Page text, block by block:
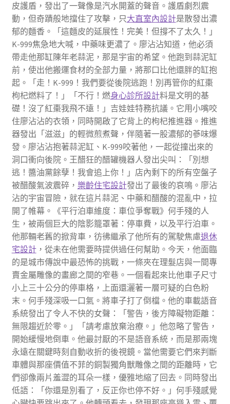
皮護盾，發出了一聲像是汽水開蓋的聲音。護盾劇烈震
動，但奇蹟般地擋住了攻擊，只大直室內設計是散發出濃
郁的麵香。「這麵皮的延展性！完美！但撐不了太久！」
K-999焦急地大喊，中藥味更濃了。廖沾沾知道，他必須
帶走他那缸陳年老蒜泥，那是宇宙的希望。他跑到蒜泥缸
前，使出他搬運食材的全部力量，將那口比他還胖的缸抱
起。「走！K-999！我們要從後院逃跑！別再管你的紅棗
枸杞燃料了！」「不行！燃身心診所設計料是文明的基
礎！沒了紅棗我飛不遠！」吉娃娃特務抗議。它用小嘴咬
住廖沾沾的衣領，同時開啟了它背上的枸杞推進器。推進
器發出「滋滋」的輕微煎煮聲，伴隨著一股濃郁的蔘味爆
發。廖沾沾抱著蒜泥缸、K-999咬著他，一起從撞出來的
洞口衝向後院。王醋狂的醋罐機器人發出尖叫：「別想
逃！醬油黨餘孽！我會追上你！」店內剩下的所有空盤子
被醋酸氣波震碎， 樂齡住宅設計發出了最後的哀鳴。廖沾
沾的宇宙冒險，就在這片蒜泥、中藥和醋酸的混亂中，拉
開了帷幕。《平行泊車維度：車位爭奪戰》何手殘的人
生，被兩個巨大的陰影籠罩著：停車費，以及平行泊車。
他那輛老舊的掀背車，彷彿繼承了他所有的駕駛焦慮退休
宅設計，從未在他需要時提供過任何幫助。今天，他面臨
的是城市傳說中最恐怖的挑戰，一條夾在理髮店與一間專
賣金屬雕像的畫廊之間的窄巷。一個看起來比他車子尺寸
小上三十公分的停車格，上面還灑著一層可疑的白色粉
末。何手殘深吸一口氣。將車子打了倒檔。他的車載語音
系統發出了令人不快的女聲：「警告，後方障礙物距離：
無限趨近於零。」「請考慮放棄治療。」他忽略了警告，
開始緩慢地倒車。他最討厭的不是語音系統，而是那兩塊
永遠在關鍵時刻自動收折的後視鏡。當他需要它們來判斷
車體與那座價值不菲的銅製獨角獸雕像之間的距離時，它
們卻像兩片羞澀的耳朵一樣，優雅地縮了回去。同時發出
低語：「你還是別看了，反正你也停不好。」何手殘感覺